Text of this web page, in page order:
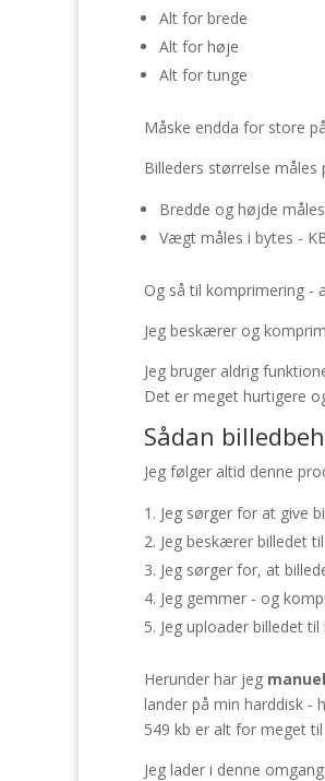
Alt for brede
Alt for høje
Alt for tunge
Måske endda for store
Billeders størrelse
Bredde og højde
Vægt måles i bytes -
Og så til komprimering -
Jeg beskærer og
Jeg bruger aldrig
Det er meget hurtigere
Sådan
Jeg følger altid denne
Jeg sørger for at give
Jeg beskærer billedet
Jeg sørger for, at
Jeg gemmer - og
Jeg uploader billedet
Herunder har jeg
lander på min harddisk -
549 kb er alt for meget
Jeg lader i denne